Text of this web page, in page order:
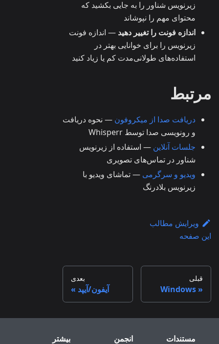
زیرنویس شناور را به جایی بکشید که
محتوای مهم را نپوشاند
اندازه فونت را تغییر دهید — اندازه فونت
زیرنویس را برای خوانایی بهتر در
استفاده‌های طولانی‌مدت کم یا زیاد کنید
مرتبط
دریافت صدا از میکروفون — نحوه دریافت
و رونویسی صدا توسط Whisperr
جلسات آنلاین — استفاده از زیرنویس
شناور در تماس‌های تصویری
ویدیو و سرگرمی — تماشای ویدیو با
زیرنویس بلادرنگ
ویرایش مطالب
این صفحه
قبلی
Windows
بعدی
آیفون/آیپد
مستندات انجمن بیشتر